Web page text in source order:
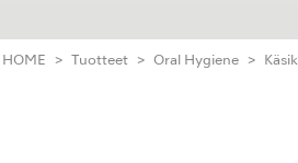
HOME Tuotteet Oral Hygiene